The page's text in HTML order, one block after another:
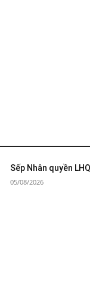
Sếp Nhân quyền
05/08/2026